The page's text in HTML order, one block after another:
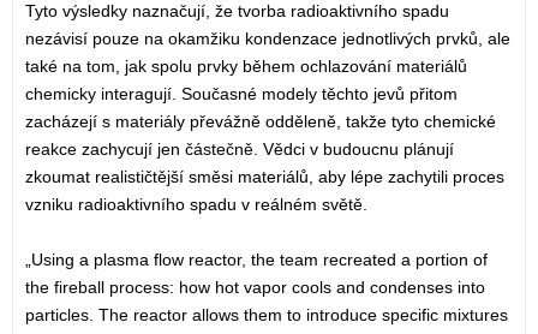
Tyto výsledky naznačují, že tvorba radioaktivního spadu
nezávisí pouze na okamžiku kondenzace jednotlivých prvků, ale
také na tom, jak spolu prvky během ochlazování materiálů
chemicky interagují. Současné modely těchto jevů přitom
zacházejí s materiály převážně odděleně, takže tyto chemické
reakce zachycují jen částečně. Vědci v budoucnu plánují
zkoumat realističtější směsi materiálů, aby lépe zachytili proces
vzniku radioaktivního spadu v reálném světě.
„Using a plasma flow reactor, the team recreated a portion of
the fireball process: how hot vapor cools and condenses into
particles. The reactor allows them to introduce specific mixtures